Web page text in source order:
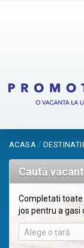
ACASA / DESTINATII
Caută
Completati
jos pentru a
Alege o țară